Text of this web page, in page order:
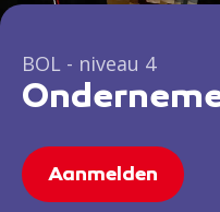
BOL - niveau 4
Aanmelden